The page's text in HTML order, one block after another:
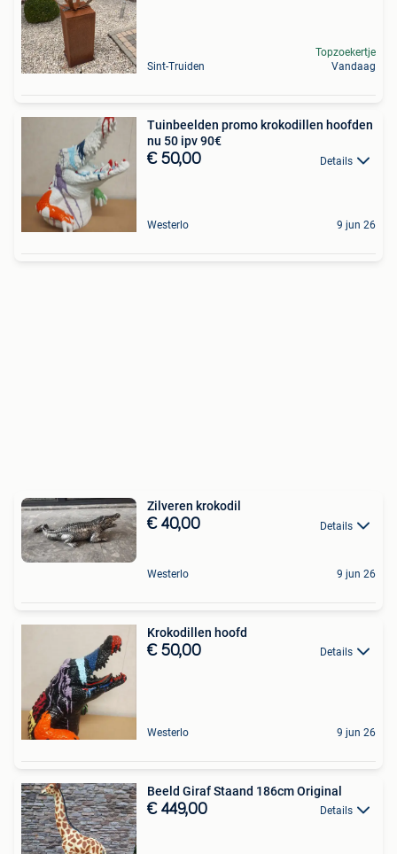
Sint-Truiden
Topzoekertje
Vandaag
Tuinbeelden promo krokodillen hoofden
nu 50 ipv 90€
€ 50,00 Details
Westerlo 9 jun 26
Zilveren krokodil
€ 40,00 Details
Westerlo 9 jun 26
Krokodillen hoofd
€ 50,00 Details
Westerlo 9 jun 26
Beeld Giraf Staand 186cm Original
€ 449,00 Details